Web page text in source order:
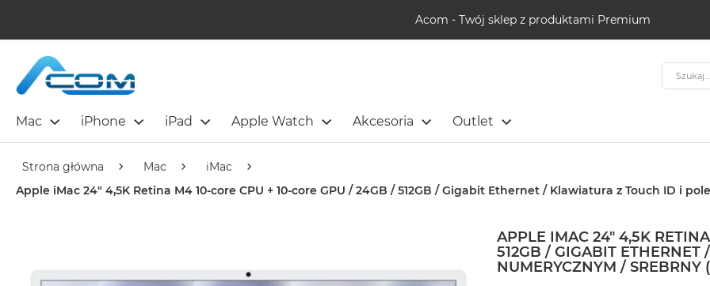
Acom - Twój sklep z produktami Premium
Mac iPhone iPad Apple Watch Akcesoria Outlet
Szukaj
Strona główna Mac
iMac
Apple iMac 24" 4,5K Retina M4 10-core CPU + 10-core GPU / 24GB / 512GB / Gigabit Ethernet / Klawiatura z Touch ID i
APPLE IMAC 24" 4,5K
512GB / GIGABIT
NUMERYCZNYM / SREBRNY